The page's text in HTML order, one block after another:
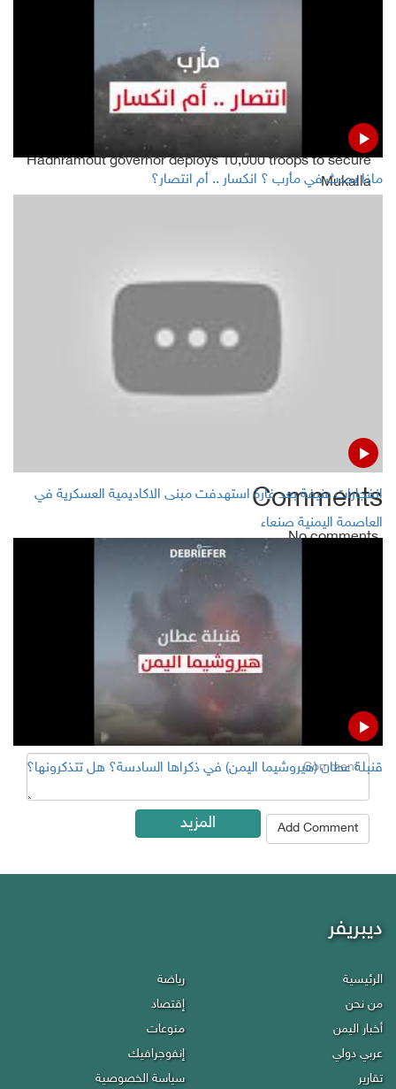
Parliamentarians appeal to Saudi Arabia to save
Read Also
Hadhramout governor deploys 10,000 troops to secure
Mukalla
Houthis say Saudis deported 800 Somalis to Yemen's
MSF confirms killing of four civilians in Hajjah, northern
Comments
No comments
Add Comment
Comment
Add Comment
Debriefer
HOME
About Us
Politics
Reports
Press
Economy
Miscellany
Infographics
Privacy policy
Contact Us
ماذا يحدث في مأرب ؟ انكسار .. أم انتصار؟
انفجارات عنيفة بعد غارة استهدفت مبنى الاكاديمية العسكرية في
العاصمة اليمنية صنعاء
قنبلة عطان (هيروشيما اليمن) في ذكراها السادسة؟ هل تتذكرونها؟
المزيد
ديبريفر
الرئيسية
من نحن
أخبار اليمن
عربي دولي
تقارير
رياضة
إقتصاد
منوعات
إنفوجرافيك
سياسة الخصوصية